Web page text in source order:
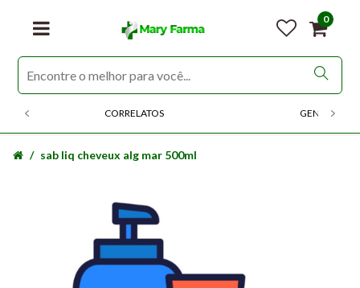
0
CORRELATOS GENERICOS
sab liq cheveux alg mar 500ml